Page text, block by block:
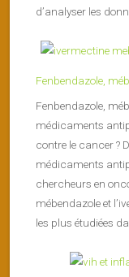
d’analyser les
Fenbendazole,
Fenbendazole,
médicaments
contre le cancer ?
médicaments
chercheurs en
mébendazole et
les plus étudiées